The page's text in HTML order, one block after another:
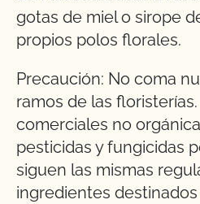
gotas de miel o sirope
propios polos florales.
Precaución: No coma
ramos de las
comerciales no
pesticidas y fungicidas
siguen las mismas
ingredientes